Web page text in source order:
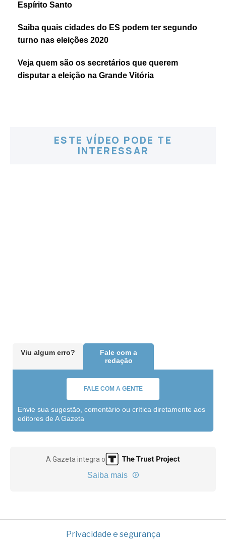
Espírito Santo
Saiba quais cidades do ES podem ter segundo
turno nas eleições 2020
Veja quem são os secretários que querem
disputar a eleição na Grande Vitória
ESTE VÍDEO PODE TE
INTERESSAR
Viu algum erro?
Fale com a
redação
FALE COM A GENTE
Envie sua sugestão, comentário ou crítica diretamente aos
editores de A Gazeta
A Gazeta integra o
Saiba mais
Privacidade e segurança